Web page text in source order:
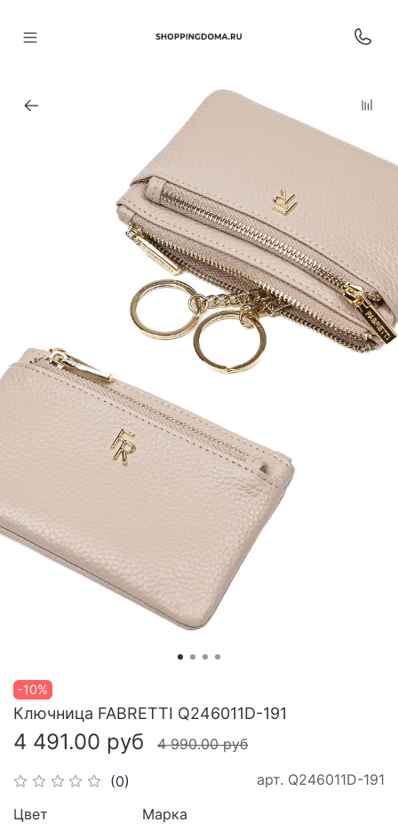
-10%
(0) арт. Q246011D-191
Ключница FABRETTI Q246011D-191
4 491.00 руб 4 990.00 руб
Цвет Марка